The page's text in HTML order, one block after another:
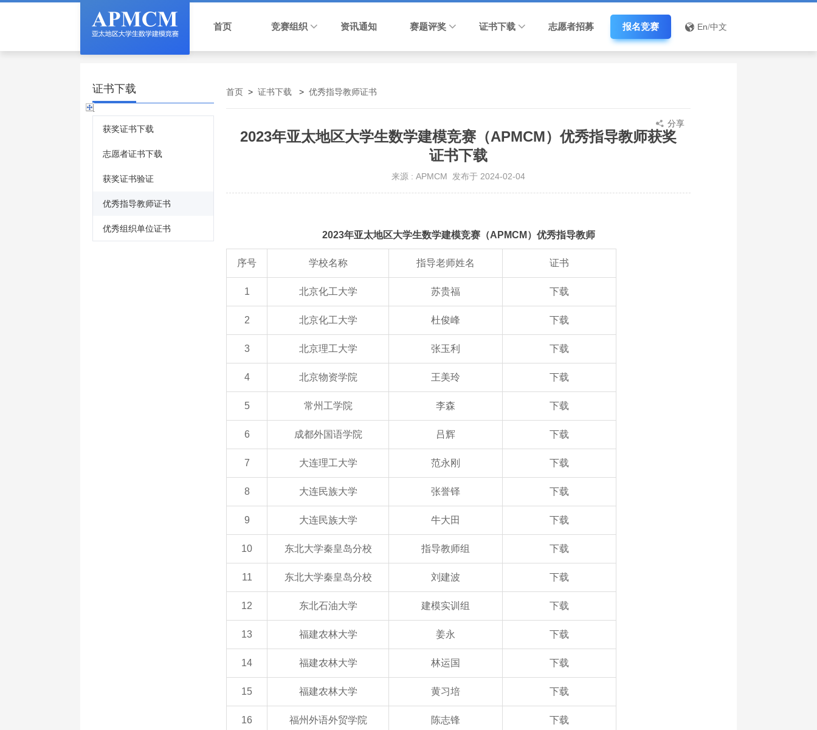
首页 竞赛组织 资讯通知 赛题评奖 证书下载 志愿者招募 报名竞赛 En/中文
证书下载
获奖证书下载
志愿者证书下载
获奖证书验证
优秀指导教师证书
优秀组织单位证书
首页 > 证书下载 > 优秀指导教师证书
2023年亚太地区大学生数学建模竞赛（APMCM）优秀指导教师获奖
证书下载
分享
来源 : APMCM 发布于 2024-02-04
2023年亚太地区大学生数学建模竞赛（APMCM）优秀指导教师
序号 学校名称 指导老师姓名 证书
1 北京化工大学 苏贵福 下载
2 北京化工大学 杜俊峰 下载
3 北京理工大学 张玉利 下载
4 北京物资学院 王美玲 下载
5 常州工学院 李森 下载
6 成都外国语学院 吕辉 下载
7 大连理工大学 范永刚 下载
8 大连民族大学 张誉铎 下载
9 大连民族大学 牛大田 下载
10 东北大学秦皇岛分校 指导教师组 下载
11 东北大学秦皇岛分校 刘建波 下载
12 东北石油大学 建模实训组 下载
13 福建农林大学 姜永 下载
14 福建农林大学 林运国 下载
15 福建农林大学 黄习培 下载
16 福州外语外贸学院 陈志锋 下载